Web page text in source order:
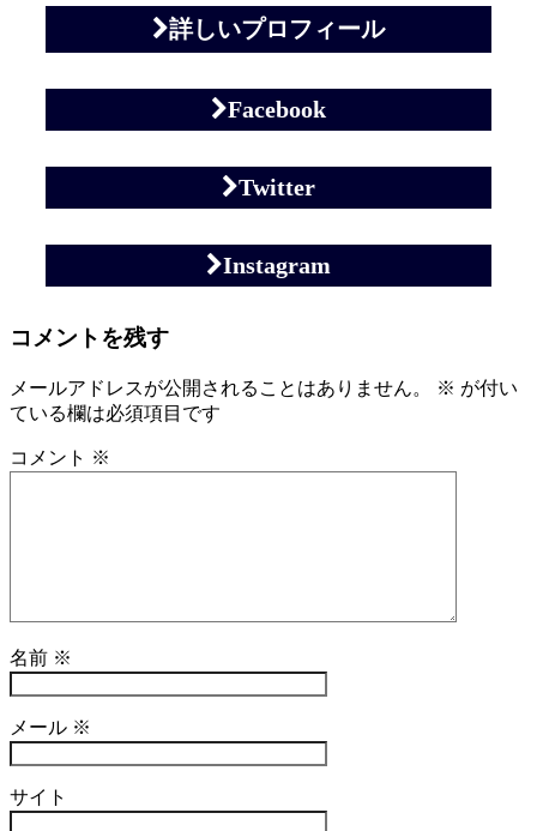
詳しいプロフィール
Facebook
Twitter
Instagram
コメントを残す
メールアドレスが公開されることはありません。 ※ が付い
ている欄は必須項目です
コメント ※
名前 ※
メール ※
サイト